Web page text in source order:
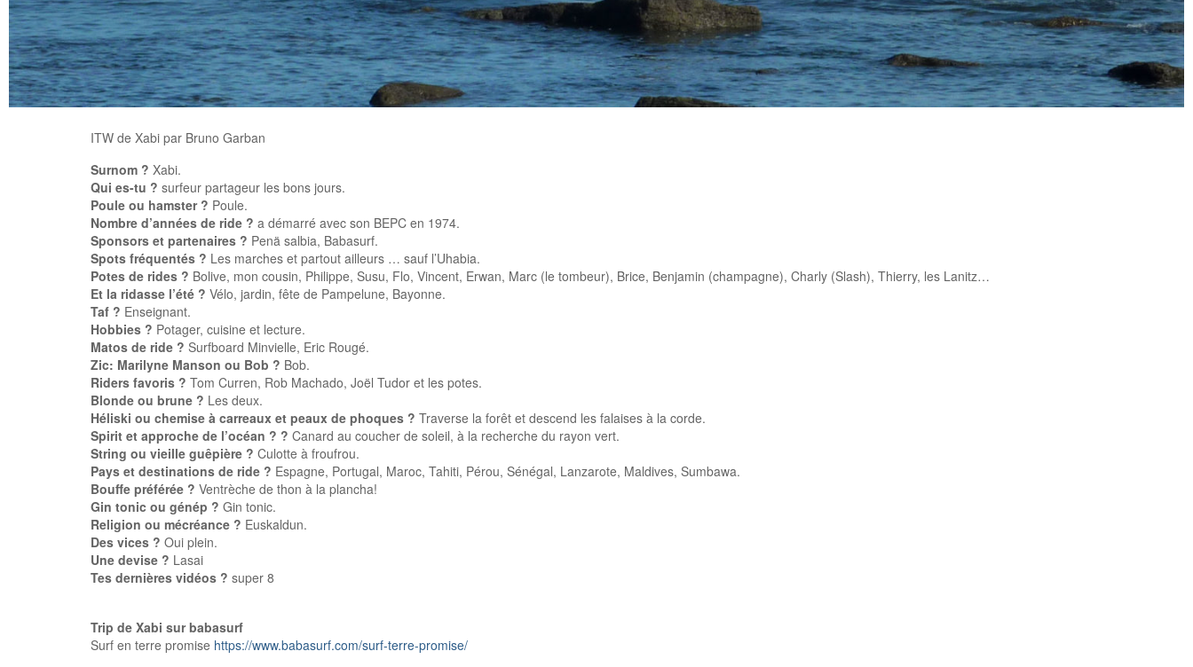
ITW de Xabi par Bruno Garban
Surnom ? Xabi.
Qui es-tu ? surfeur partageur les bons jours.
Poule ou hamster ? Poule.
Nombre d’années de ride ? a démarré avec son BEPC en 1974.
Sponsors et partenaires ? Penä salbia, Babasurf.
Spots fréquentés ? Les marches et partout ailleurs … sauf l’Uhabia.
Potes de rides ? Bolive, mon cousin, Philippe, Susu, Flo, Vincent, Erwan, Marc (le tombeur), Brice, Benjamin (champagne), Charly (Slash), Thierry, les Lanitz…
Et la ridasse l’été ? Vélo, jardin, fête de Pampelune, Bayonne.
Taf ? Enseignant.
Hobbies ? Potager, cuisine et lecture.
Matos de ride ? Surfboard Minvielle, Eric Rougé.
Zic: Marilyne Manson ou Bob ? Bob.
Riders favoris ? Tom Curren, Rob Machado, Joël Tudor et les potes.
Blonde ou brune ? Les deux.
Héliski ou chemise à carreaux et peaux de phoques ? Traverse la forêt et descend les falaises à la corde.
Spirit et approche de l’océan ? ? Canard au coucher de soleil, à la recherche du rayon vert.
String ou vieille guêpière ? Culotte à froufrou.
Pays et destinations de ride ? Espagne, Portugal, Maroc, Tahiti, Pérou, Sénégal, Lanzarote, Maldives, Sumbawa.
Bouffe préférée ? Ventrèche de thon à la plancha!
Gin tonic ou génép ? Gin tonic.
Religion ou mécréance ? Euskaldun.
Des vices ? Oui plein.
Une devise ? Lasai
Tes dernières vidéos ? super 8
Trip de Xabi sur babasurf
Surf en terre promise https://www.babasurf.com/surf-terre-promise/